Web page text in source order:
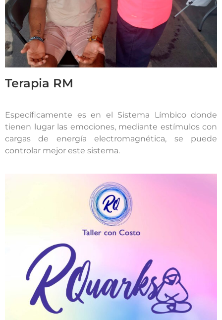
Terapia RM
Específicamente es en el Sistema Límbico donde
tienen lugar las emociones, mediante estímulos con
cargas de energía electromagnética, se puede
controlar mejor este sistema.